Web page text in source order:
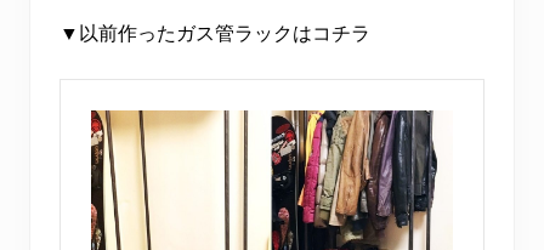
▼以前作ったガス管ラックはコチラ